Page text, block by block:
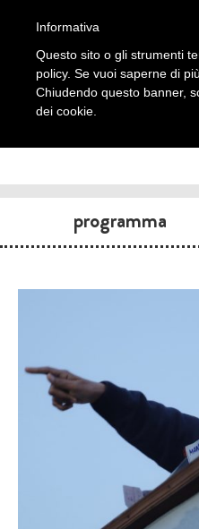
programma
Informativa
Questo sito o gli strumenti
policy. Se vuoi saperne di
Chiudendo questo banner,
dei cookie.